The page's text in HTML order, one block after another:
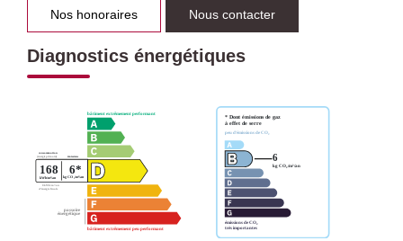
Nos honoraires Nous contacter
Diagnostics énergétiques